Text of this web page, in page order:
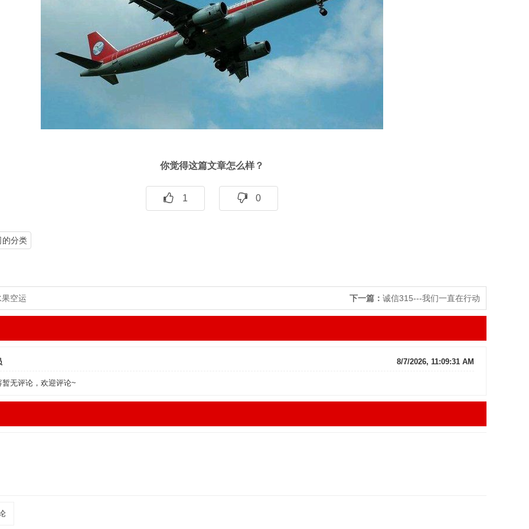
你觉得这篇文章怎么样？
1 0
的分类
空运 下一篇： 诚信315---我们一直在行动
8/7/2026, 11:09:31 AM
暂无评论，欢迎评论~